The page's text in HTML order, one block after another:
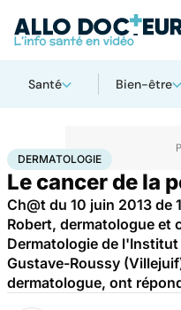
Santé Bien-être
AccueilSantéMaladies
DERMATOLOGIE
Le cancer de la
Ch@t du 10 juin 2013 de
Robert, dermatologue et
Dermatologie de
Gustave-Roussy
dermatologue, ont